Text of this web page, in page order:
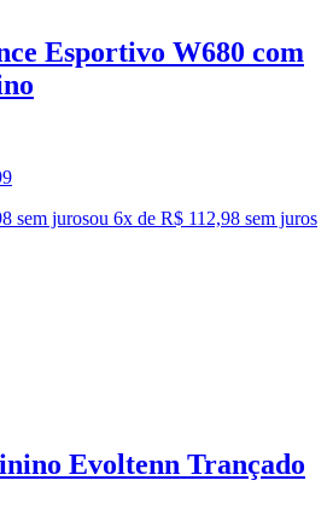
Esportivo W680 com
sem jurosou 6x de R$ 112,98 sem juros
Evoltenn Trançado